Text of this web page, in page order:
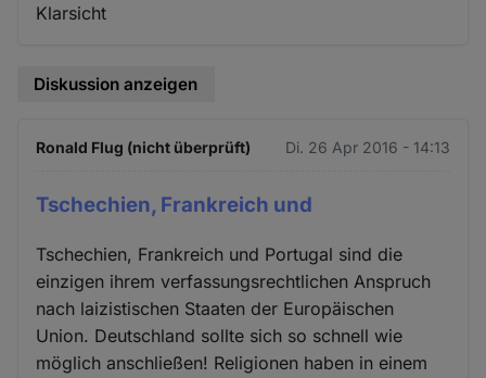
Klarsicht
Diskussion anzeigen
Ronald Flug (nicht überprüft) Di. 26 Apr 2016 - 14:13
Tschechien, Frankreich und
Tschechien, Frankreich und Portugal sind die
einzigen ihrem verfassungsrechtlichen Anspruch
nach laizistischen Staaten der Europäischen
Union. Deutschland sollte sich so schnell wie
möglich anschließen! Religionen haben in einem